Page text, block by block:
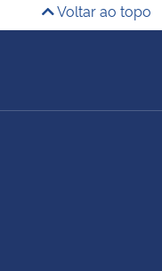
Voltar ao topo